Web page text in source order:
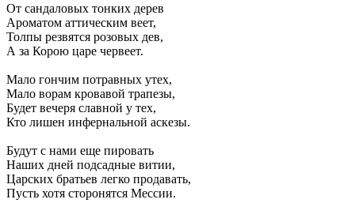
От сандаловых тонких дерев
Ароматом аттическим веет,
Толпы резвятся розовых дев,
А за Корою царе червеет.
Мало гончим потравных утех,
Мало ворам кровавой трапезы,
Будет вечеря славной у тех,
Кто лишен инфернальной аскезы.
Будут с нами еще пировать
Наших дней подсадные витии,
Царских братьев легко продавать,
Пусть хотя сторонятся Мессии.